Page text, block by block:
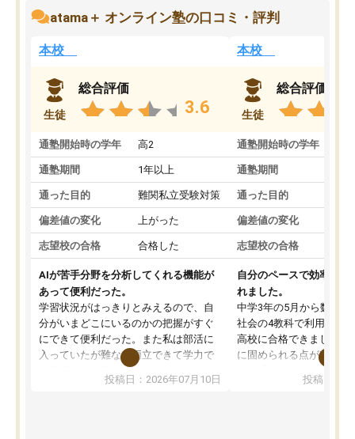
atama＋ オンライン塾の口コミ・評判
本校
生徒
総合評価
3.6
通塾開始時の学年 高2
通塾期間 1年以上
通った目的 難関私立受験対策
偏差値の変化 上がった
志望校の合格 合格した
AIが苦手分野を分析してくれる機能が
あって便利だった。
学習状況がはっきりとみえるので、自
分がいまどこにいるのかの把握がすぐ
にできて便利だった。また私は部活に
入っていたが難なく両立できて学力で
も部活でも結果を残すことができてよ
かった。また問題演習の際に、自分が
投稿日：2026年07月10日
本校
生徒
総合評価
通塾開始時の学年
通塾期間
通った目的
偏差値の変化
志望校の合格
自分のペースで効率よく
れました。
中学3年の5月から数学・
社会の4教科で利用し、
高校に合格できました。
に固められる点が魅力で
項目のおかげで、手軽
投稿日：